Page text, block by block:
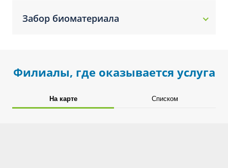
Забор биоматериала
Филиалы, где оказывается услуга
На карте Списком